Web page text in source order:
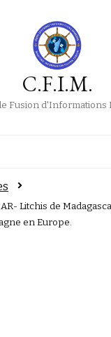
C.F.I.M.
Fusion d'Informations
Litchis de
en Europe.